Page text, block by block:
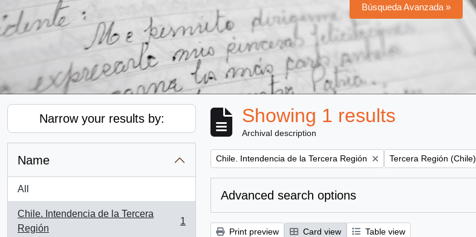
Búsqueda Avanzada »
Narrow your results by:
Name
All
Chile. Intendencia de la Tercera
Región
, 1 results
1
Showing 1 results
Archival description
Remove filter:
Chile. Intendencia de la Tercera Región Remove filter:
Tercera Región (Chile)
Advanced search options
Print preview Card view Table view